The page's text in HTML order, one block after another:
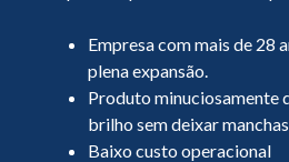
Empresa com mais de 28
plena expansão.
Produto minuciosamente
brilho sem deixar
Baixo custo operacional